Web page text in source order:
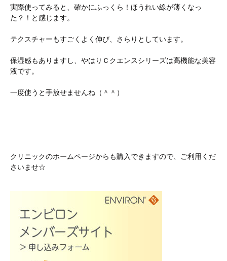
実際使ってみると、確かにふっくら！ほうれい線が薄くなっ
た？！と感じます。
テクスチャーもすごくよく伸び、さらりとしています。
保湿感もありますし、やはりＣクエンスシリーズは高機能な美容
液です。
一度使うと手放せませんね（＾＾）
クリニックのホームページからも購入できますので、ご利用くだ
さいませ☆